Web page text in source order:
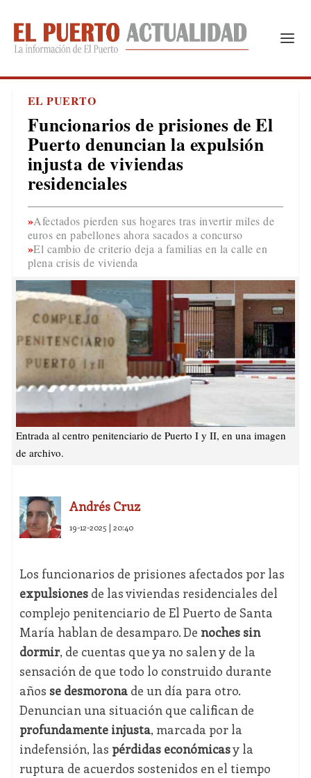
EL PUERTO
Funcionarios de prisiones de El
Puerto denuncian la expulsión
injusta de viviendas
residenciales
Afectados pierden sus hogares tras invertir miles de
euros en pabellones ahora sacados a concurso
El cambio de criterio deja a familias en la calle en
plena crisis de vivienda
Entrada al centro penitenciario de Puerto I y II, en una imagen
de archivo.
Andrés Cruz
19-12-2025 | 20:40
Los funcionarios de prisiones afectados por las
expulsionesde las viviendas residenciales del
complejo penitenciario de El Puerto de Santa
María hablan de desamparo. De noches sin
dormir, de cuentas que ya no salen y de la
sensación de que todo lo construido durante
años se desmoronade un día para otro.
Denuncian una situación que califican de
profundamente injusta, marcada por la
indefensión, las pérdidas económicasy la
ruptura de acuerdos sostenidos en el tiempo